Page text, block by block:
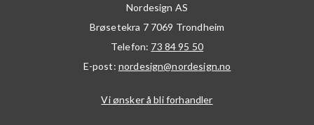
Nordesign AS
Brøsetekra 7 7069 Trondheim
Telefon: 73 84 95 50
E-post: nordesign@nordesign.no
Vi ønsker å bli forhandler